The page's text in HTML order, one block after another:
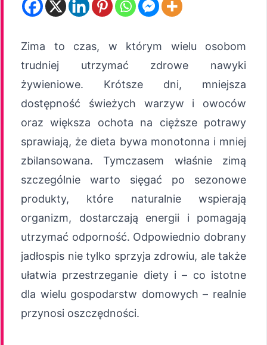
Zima to czas, w którym wielu osobom
trudniej utrzymać zdrowe nawyki
żywieniowe. Krótsze dni, mniejsza
dostępność świeżych warzyw i owoców
oraz większa ochota na cięższe potrawy
sprawiają, że dieta bywa monotonna i mniej
zbilansowana. Tymczasem właśnie zimą
szczególnie warto sięgać po sezonowe
produkty, które naturalnie wspierają
organizm, dostarczają energii i pomagają
utrzymać odporność. Odpowiednio dobrany
jadłospis nie tylko sprzyja zdrowiu, ale także
ułatwia przestrzeganie diety i – co istotne
dla wielu gospodarstw domowych – realnie
przynosi oszczędności.